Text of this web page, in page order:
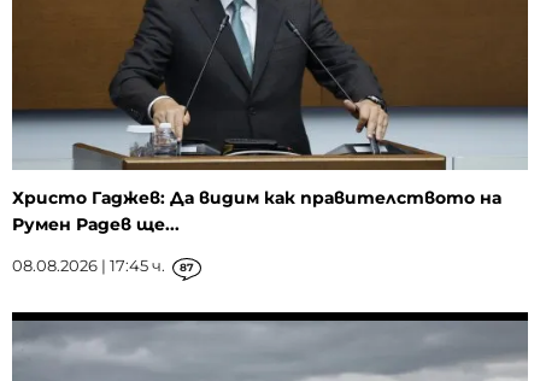
Христо Гаджев: Да видим как правителството на
Румен Радев ще...
08.08.2026 | 17:45 ч. 87